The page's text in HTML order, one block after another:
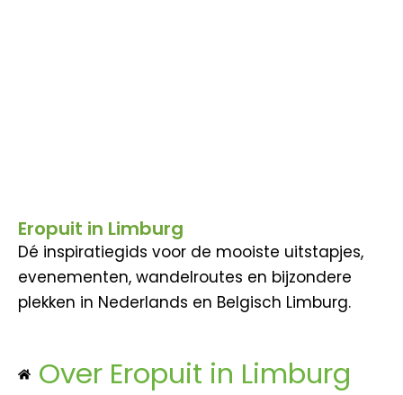
Eropuit in Limburg
Dé inspiratiegids voor de mooiste uitstapjes,
evenementen, wandelroutes en bijzondere
plekken in Nederlands en Belgisch Limburg.
Over Eropuit in Limburg